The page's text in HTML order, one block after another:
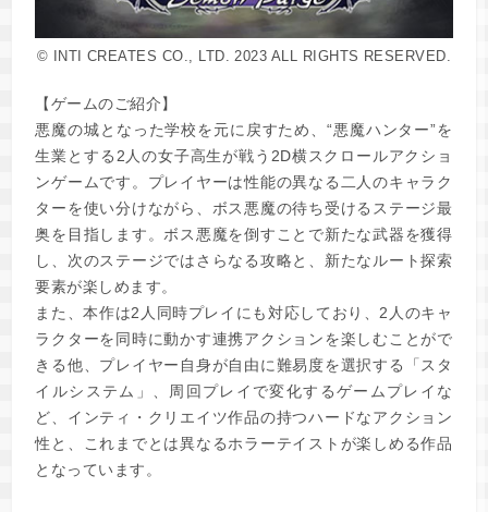
© INTI CREATES CO., LTD. 2023 ALL RIGHTS RESERVED.
【ゲームのご紹介】
悪魔の城となった学校を元に戻すため、“悪魔ハンター”を
生業とする2人の女子高生が戦う2D横スクロールアクショ
ンゲームです。プレイヤーは性能の異なる二人のキャラク
ターを使い分けながら、ボス悪魔の待ち受けるステージ最
奥を目指します。ボス悪魔を倒すことで新たな武器を獲得
し、次のステージではさらなる攻略と、新たなルート探索
要素が楽しめます。
また、本作は2人同時プレイにも対応しており、2人のキャ
ラクターを同時に動かす連携アクションを楽しむことがで
きる他、プレイヤー自身が自由に難易度を選択する「スタ
イルシステム」、周回プレイで変化するゲームプレイな
ど、インティ・クリエイツ作品の持つハードなアクション
性と、これまでとは異なるホラーテイストが楽しめる作品
となっています。